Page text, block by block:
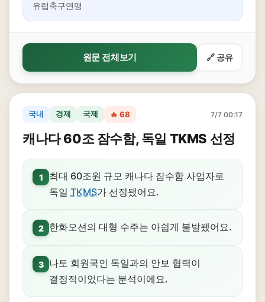
유럽축구연맹
원문 전체보기 🔗 공유
국내 경제 국제 🔥 68 7/7 00:17
캐나다 60조 잠수함, 독일 TKMS 선정
1
최대 60조원 규모 캐나다 잠수함 사업자로
독일 TKMS가 선정됐어요.
2 한화오션의 대형 수주는 아쉽게 불발됐어요.
3
나토 회원국인 독일과의 안보 협력이
결정적이었다는 분석이에요.